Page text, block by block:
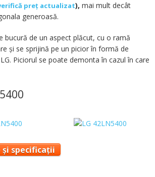
preț actualizat), mai mult decât
generoasă.
bucură de un aspect plăcut, cu o ramă
și se sprijină pe un picior în formă de
Piciorul se poate demonta în cazul în care
specificații